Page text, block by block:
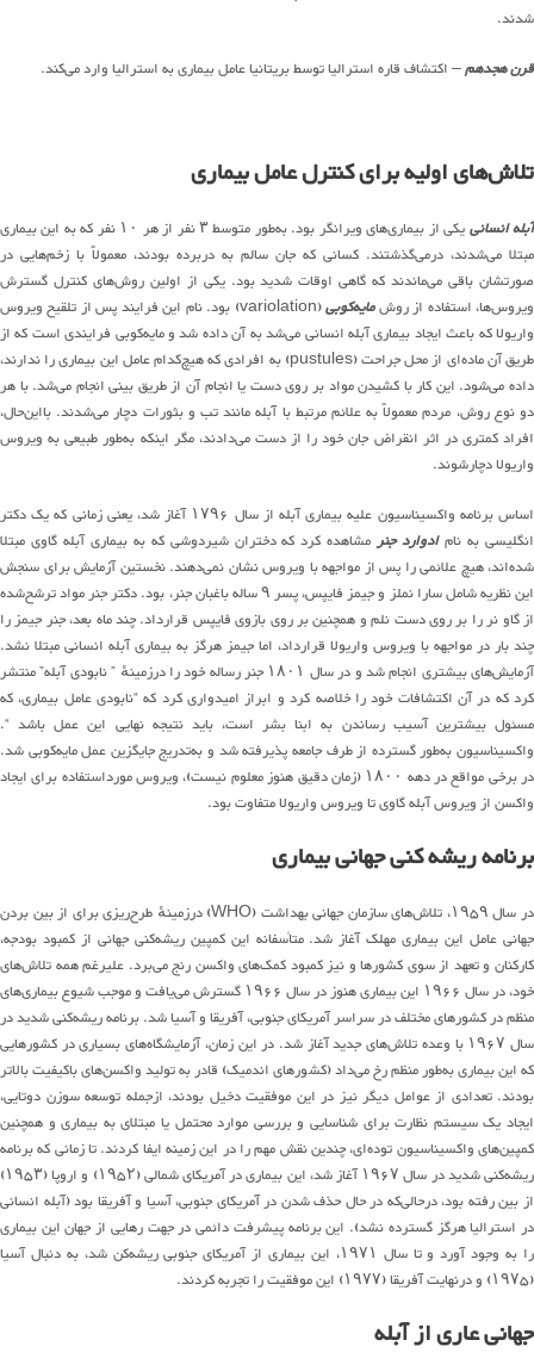
شدند.
قرن هجدهم– اکتشاف قاره استرالیا توسط بریتانیا عامل بیماری به استرالیا وارد می‌کند.
تلاش‌های اولیه برای کنترل عامل بیماری
آبله انسانی
یکی از بیماری‌های ویرانگر بود. به‌طور متوسط ۳ نفر از هر ۱۰ نفر که به این بیماری
مبتلا می‌شدند، درمی‌گذشتند. کسانی که جان سالم به دربرده بودند، معمولاً با زخم‌هایی در
صورتشان باقی می‌ماندند که گاهی اوقات شدید بود. یکی از اولین روش‌های کنترل گسترش
ویروس‌ها، استفاده از روشمایه‌کوبی
(variolation) بود. نام این فرایند پس از تلقیح ویروس
واریولا که باعث ایجاد بیماری آبله انسانی می‌شد به آن داده شد و مایه‌کوبی فرایندی است که از
طریق آن ماده‌ای از محل جراحت (pustules) به افرادی که هیچ‌کدام عامل این بیماری را ندارند،
داده می‌شود. این کار با کشیدن مواد بر روی دست یا انجام آن از طریق بینی انجام می‌شد. با هر
دو نوع روش، مردم معمولاً به علائم مرتبط با آبله مانند تب و بثورات دچار می‌شدند. بااین‌حال،
افراد کمتری در اثر انقراض جان خود را از دست می‌دادند، مگر اینکه به‌طور طبیعی به ویروس
واریولا دچارشوند.
اساس برنامه واکسیناسیون علیه بیماری آبله از سال ۱۷۹۶ آغاز شد، یعنی زمانی که یک دکتر
انگلیسی به نامادوارد جنرمشاهده کرد که دختران شیردوشی که به بیماری آبله گاوی مبتلا
شده‌اند، هیچ علائمی را پس از مواجهه با ویروس نشان نمی‌دهند. نخستین آزمایش برای سنجش
این نظریه شامل سارا نملز و جیمز فایپس، پسر ۹ ساله باغبان جنر، بود. دکتر جنر مواد ترشح‌شده
از گاو نر را بر روی دست نلم و همچنین بر روی بازوی فایپس قرارداد. چند ماه بعد، جنر جیمز را
چند بار در مواجهه با ویروس واریولا قرارداد، اما جیمز هرگز به بیماری آبله انسانی مبتلا نشد.
آزمایش‌های بیشتری انجام شد و در سال ۱۸۰۱ جنر رساله خود را درزمینهٔ ” نابودی آبله” منتشر
کرد که در آن اکتشافات خود را خلاصه کرد و ابراز امیدواری کرد که “نابودی عامل بیماری، که
مسئول بیشترین آسیب رساندن به ابنا بشر است، باید نتیجه نهایی این عمل باشد “.
واکسیناسیون به‌طور گسترده از طرف جامعه پذیرفته شد و به‌تدریج جایگزین عمل مایه‌کوبی شد.
در برخی مواقع در دهه ۱۸۰۰ (زمان دقیق هنوز معلوم نیست)، ویروس مورداستفاده برای ایجاد
واکسن از ویروس آبله گاوی تا ویروس واریولا متفاوت بود.
برنامه ریشه کنی جهانی بیماری
در سال ۱۹۵۹، تلاش‌های سازمان جهانی بهداشت (WHO) درزمینهٔ طرح‌ریزی برای از بین بردن
جهانی عامل این بیماری مهلک آغاز شد. متأسفانه این کمپین ریشه‌کنی جهانی از کمبود بودجه،
کارکنان و تعهد از سوی کشورها و نیز کمبود کمک‌های واکسن رنج می‌برد. علیرغم همه تلاش‌های
خود، در سال ۱۹۶۶ این بیماری هنوز در سال ۱۹۶۶ گسترش می‌یافت و موجب شیوع بیماری‌های
منظم در کشورهای مختلف در سراسر آمریکای جنوبی، آفریقا و آسیا شد. برنامه ریشه‌کنی شدید در
سال ۱۹۶۷ با وعده تلاش‌های جدید آغاز شد. در این زمان، آزمایشگاه‌های بسیاری در کشورهایی
که این بیماری به‌طور منظم رخ می‌داد (کشورهای اندمیک) قادر به تولید واکسن‌های باکیفیت بالاتر
بودند. تعدادی از عوامل دیگر نیز در این موفقیت دخیل بودند، ازجمله توسعه سوزن دوتایی،
ایجاد یک سیستم نظارت برای شناسایی و بررسی موارد محتمل یا مبتلای به بیماری و همچنین
کمپین‌های واکسیناسیون توده‌ای، چندین نقش مهم را در این زمینه ایفا کردند. تا زمانی که برنامه
ریشه‌کنی شدید در سال ۱۹۶۷ آغاز شد، این بیماری در آمریکای شمالی (۱۹۵۲) و اروپا (۱۹۵۳)
از بین رفته بود، درحالی‌که در حال حذف شدن در آمریکای جنوبی، آسیا و آفریقا بود (آبله انسانی
در استرالیا هرگز گسترده نشد). این برنامه پیشرفت دائمی در جهت رهایی از جهان این بیماری
را به وجود آورد و تا سال ۱۹۷۱، این بیماری از آمریکای جنوبی ریشه‌کن شد، به دنبال آسیا
(۱۹۷۵) و درنهایت آفریقا (۱۹۷۷) این موفقیت را تجربه کردند.
جهانی عاری از آبله